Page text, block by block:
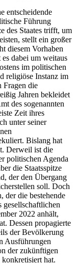
entscheidende
Führung
des Staates trifft, um
stellt ein großer
diesem Vorhaben
dabei um weitaus
im politischen
reli­giöse Instanz im
Fragen die
Jahren bekleidet
des sogenannten
Zeit ihres
unter seiner
Bislang hat
Derweil ist die
politischen Agenda
die Staatsspitze
der den Übergang
soll. Doch
der die be­stehende
gesellschaftlichen
2022 anhält,
Dessen propagierte
der Bevölkerung
Ausführungen
der zukünftigen
hat.